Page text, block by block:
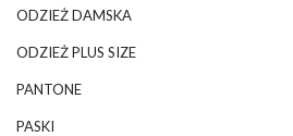
ODZIEŻ DAMSKA
ODZIEŻ PLUS SIZE
PANTONE
PASKI